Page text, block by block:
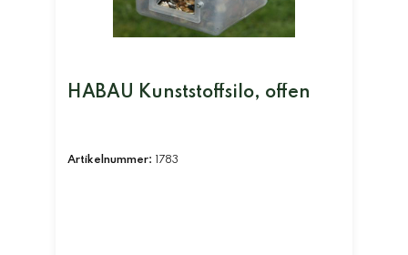
HABAU Kunststoffsilo, offen
Artikelnummer: 1783